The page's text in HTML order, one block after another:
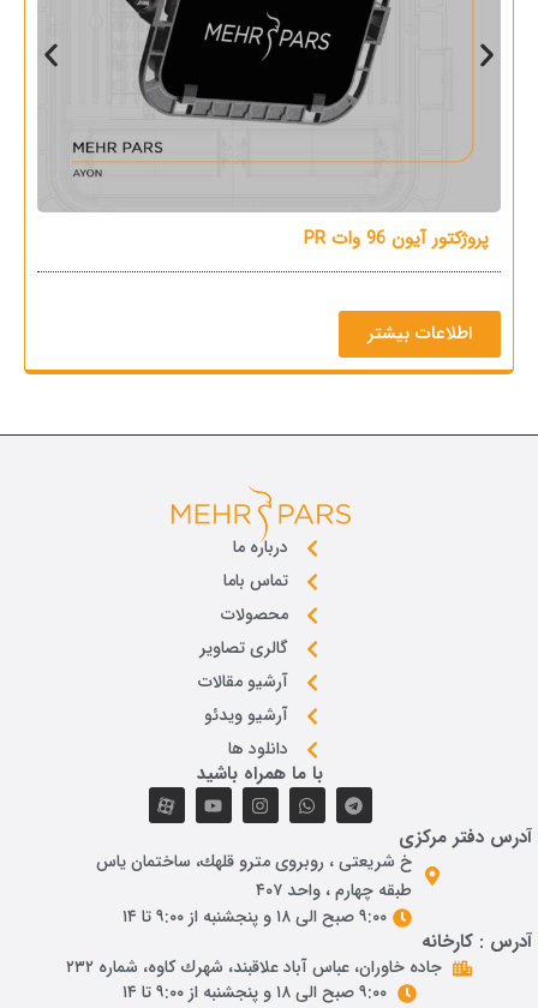
پروژکتور آیون 96 وات PR
اطلاعات بیشتر
درباره ما
تماس باما
محصولات
گالری تصاویر
آرشیو مقالات
آرشیو ویدئو
دانلود ها
با ما همراه باشید
دفتر مرکزی
خ شريعتی ، روبروی مترو قلهك، ساختمان ياس
طبقه چهارم ، واحد ۴۰۷
۹:۰۰ صبح الی ۱۸ و پنجشنبه از ۹:۰۰ تا ۱۴
: کارخانه
جاده خاوران، عباس آباد علاقبند، شهرك كاوه، شماره ٢٣٢
۹:۰۰ صبح الی ۱۸ و پنجشنبه از ۹:۰۰ تا ۱۴